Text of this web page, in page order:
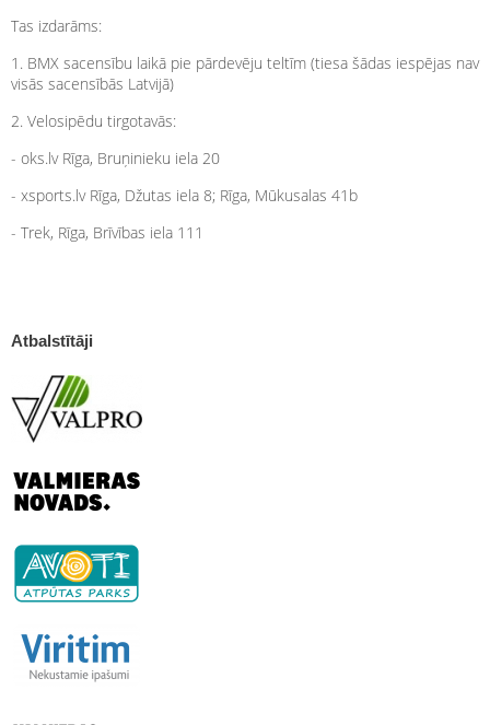
Tas izdarāms:
1. BMX sacensību laikā pie pārdevēju teltīm (tiesa šādas iespējas nav
visās sacensībās Latvijā)
2. Velosipēdu tirgotavās:
- oks.lv Rīga, Bruņinieku iela 20
- xsports.lv Rīga, Džutas iela 8; Rīga, Mūkusalas 41b
- Trek, Rīga, Brīvības iela 111
Atbalstītāji